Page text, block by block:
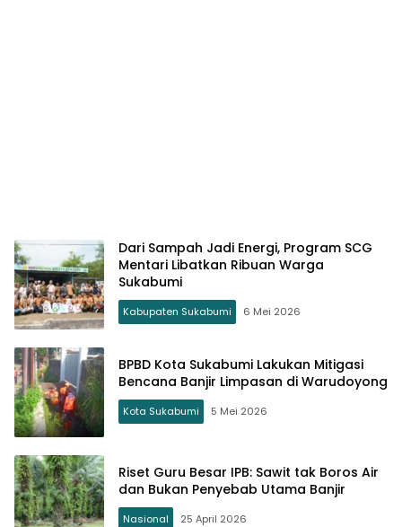
Dari Sampah Jadi Energi, Program SCG
Mentari Libatkan Ribuan Warga
Sukabumi
Kabupaten Sukabumi 6 Mei 2026
BPBD Kota Sukabumi Lakukan Mitigasi
Bencana Banjir Limpasan di Warudoyong
Kota Sukabumi 5 Mei 2026
Riset Guru Besar IPB: Sawit tak Boros Air
dan Bukan Penyebab Utama Banjir
Nasional 25 April 2026